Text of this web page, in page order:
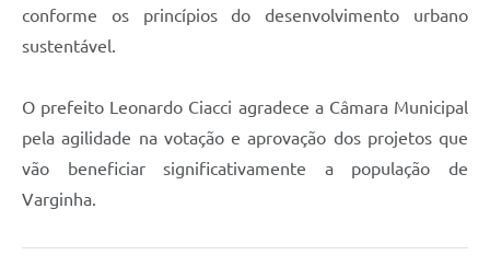
conforme os princípios do desenvolvimento urbano
sustentável.
O prefeito Leonardo Ciacci agradece a Câmara Municipal
pela agilidade na votação e aprovação dos projetos que
vão beneficiar significativamente a população de
Varginha.